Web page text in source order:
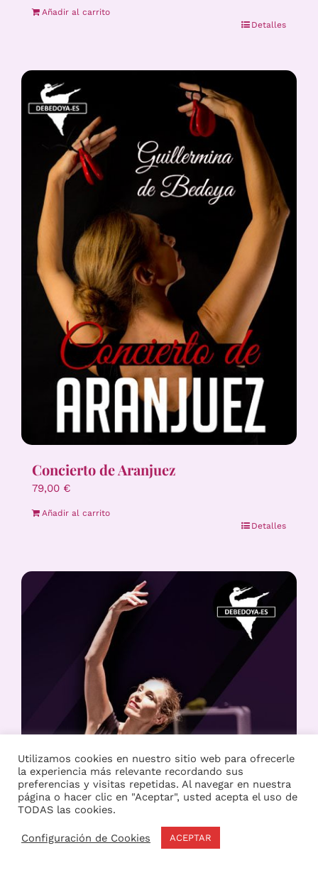
Añadir al carrito
Detalles
Concierto de Aranjuez
79,00 €
Añadir al carrito
Detalles
Utilizamos cookies en nuestro sitio web para ofrecerle
la experiencia más relevante recordando sus
preferencias y visitas repetidas. Al navegar en nuestra
página o hacer clic en "Aceptar", usted acepta el uso de
TODAS las cookies.
Configuración de Cookies ACEPTAR